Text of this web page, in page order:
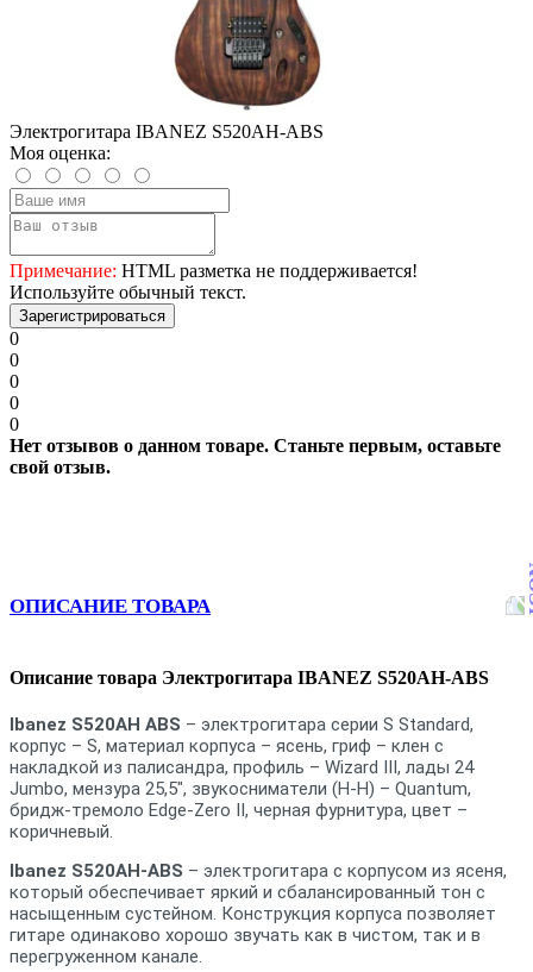
Электрогитара IBANEZ S520AH-ABS
Моя оценка:
Примечание: HTML разметка не поддерживается!
Используйте обычный текст.
Зарегистрироваться
0
0
0
0
0
Нет отзывов о данном товаре. Станьте первым, оставьте
свой отзыв.
ОПИСАНИЕ ТОВАРА
Описание товара Электрогитара IBANEZ S520AH-ABS
Ibanez S520AH ABS – электрогитара серии S Standard,
корпус – S, материал корпуса – ясень, гриф – клен с
накладкой из палисандра, профиль – Wizard III, лады 24
Jumbo, мензура 25,5", звукосниматели (H-H) – Quantum,
бридж-тремоло Edge-Zero II, черная фурнитура, цвет –
коричневый.
Ibanez S520AH-ABS – электрогитара с корпусом из ясеня,
который обеспечивает яркий и сбалансированный тон с
насыщенным сустейном. Конструкция корпуса позволяет
гитаре одинаково хорошо звучать как в чистом, так и в
перегруженном канале.